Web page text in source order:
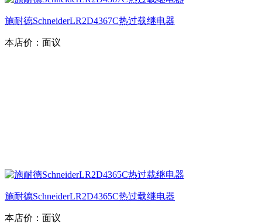
施耐德SchneiderLR2D4367C热过载继电器
本店价： 面议
施耐德SchneiderLR2D4365C热过载继电器
本店价： 面议